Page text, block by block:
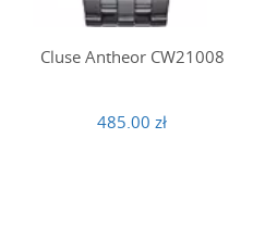
Cluse Antheor CW21008
485.00 zł